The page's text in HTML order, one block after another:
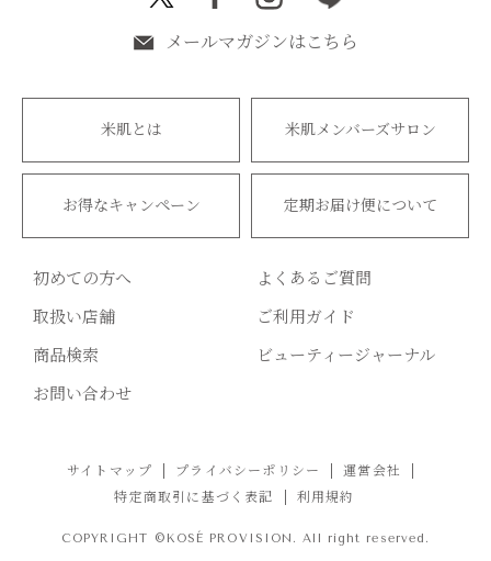
メールマガジンはこちら
米肌とは 米肌メンバーズサロン
お得なキャンペーン 定期お届け便について
初めての方へ
よくあるご質問
取扱い店舗
ご利用ガイド
商品検索
ビューティージャーナル
お問い合わせ
サイトマップ プライバシーポリシー
運営会社
特定商取引に基づく表記
利用規約
COPYRIGHT ©KOSÉ PROVISION. All right reserved.